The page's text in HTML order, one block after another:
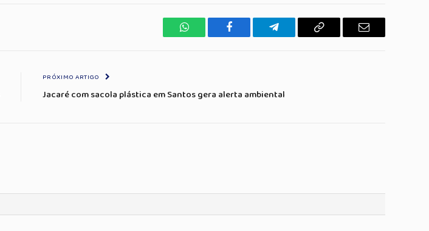
WhatsAppFacebook TelegramaCopiar
E-
PRÓXIMO ARTIGO
Jacaré com sacola plástica em Santos gera alerta ambiental